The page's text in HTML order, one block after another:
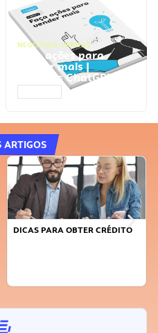
NEGÓCIOS, VENDAS
Faça ações para
vender mais |
Prompts ChatGPT
ARTIGOS
DICAS PARA OBTER CRÉDITO